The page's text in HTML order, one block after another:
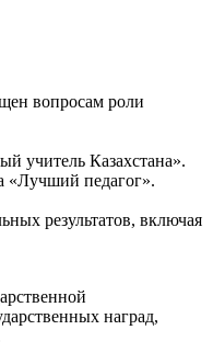
вопросам роли
учитель Казахстана».
«Лучший педагог».
результатов, включая
наград,